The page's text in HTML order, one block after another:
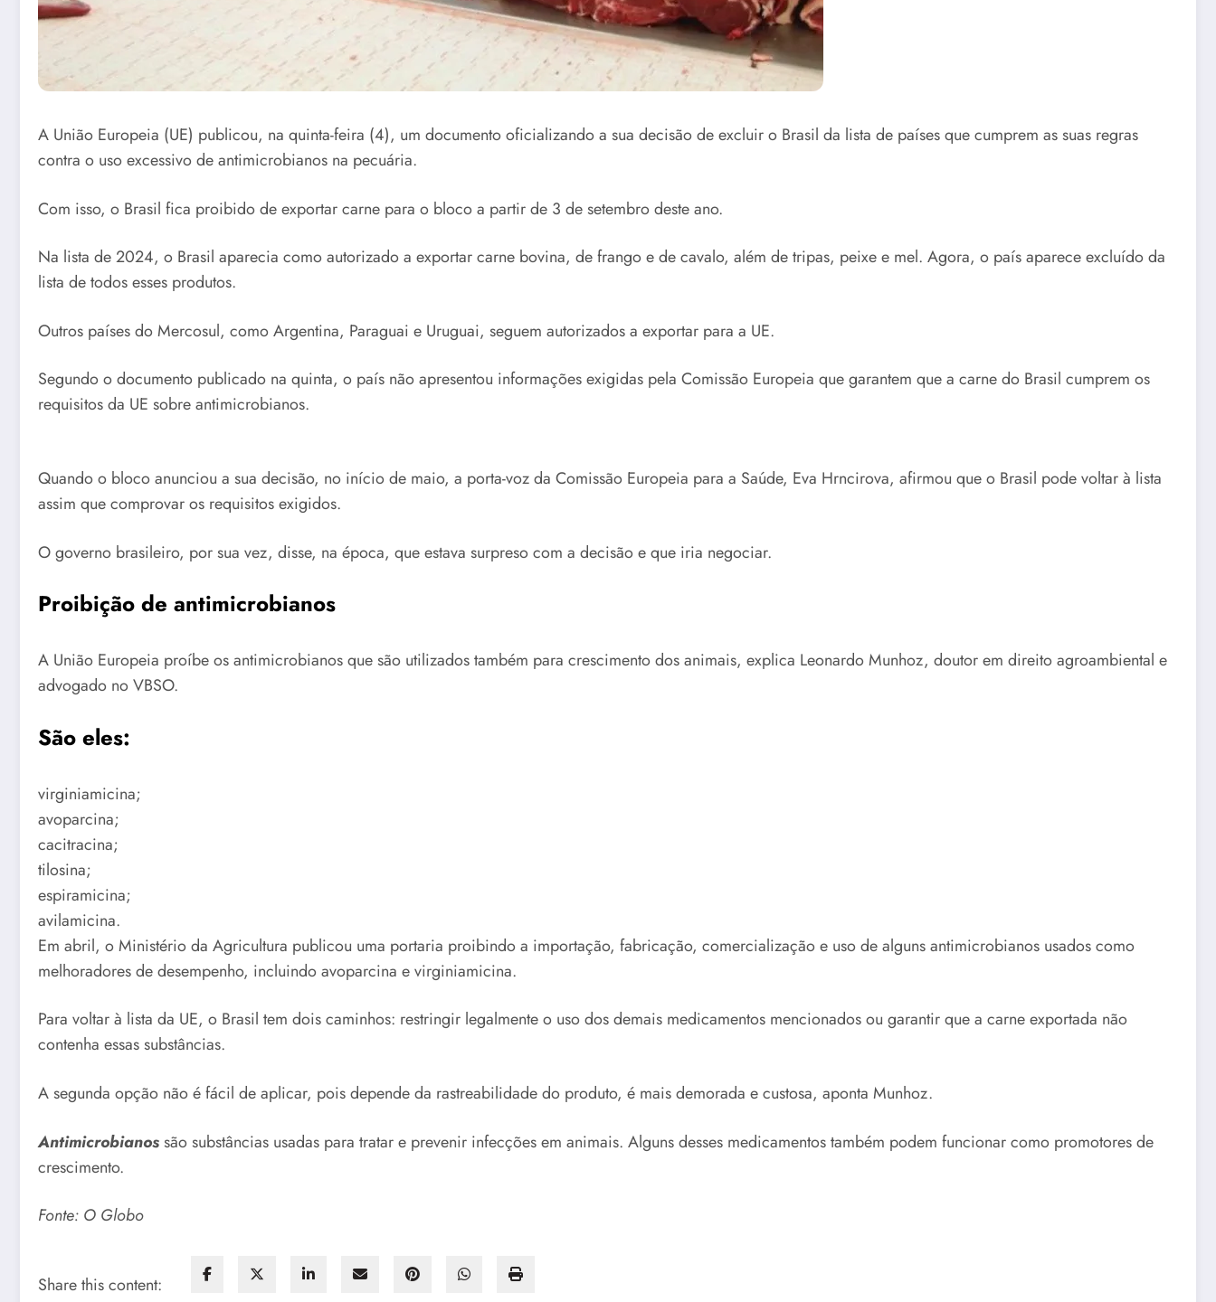
A União Europeia (UE) publicou, na quinta-feira (4), um documento oficializando a sua decisão de excluir o Brasil da lista de países que cumprem as suas regras
contra o uso excessivo de antimicrobianos na pecuária.
Com isso, o Brasil fica proibido de exportar carne para o bloco a partir de 3 de setembro deste ano.
Na lista de 2024, o Brasil aparecia como autorizado a exportar carne bovina, de frango e de cavalo, além de tripas, peixe e mel. Agora, o país aparece excluído da
lista de todos esses produtos.
Outros países do Mercosul, como Argentina, Paraguai e Uruguai, seguem autorizados a exportar para a UE.
Segundo o documento publicado na quinta, o país não apresentou informações exigidas pela Comissão Europeia que garantem que a carne do Brasil cumprem os
requisitos da UE sobre antimicrobianos.
Quando o bloco anunciou a sua decisão, no início de maio, a porta-voz da Comissão Europeia para a Saúde, Eva Hrncirova, afirmou que o Brasil pode voltar à lista
assim que comprovar os requisitos exigidos.
O governo brasileiro, por sua vez, disse, na época, que estava surpreso com a decisão e que iria negociar.
Proibição de antimicrobianos
A União Europeia proíbe os antimicrobianos que são utilizados também para crescimento dos animais, explica Leonardo Munhoz, doutor em direito agroambiental e
advogado no VBSO.
São eles:
virginiamicina;
avoparcina;
cacitracina;
tilosina;
espiramicina;
avilamicina.
Em abril, o Ministério da Agricultura publicou uma portaria proibindo a importação, fabricação, comercialização e uso de alguns antimicrobianos usados como
melhoradores de desempenho, incluindo avoparcina e virginiamicina.
Para voltar à lista da UE, o Brasil tem dois caminhos: restringir legalmente o uso dos demais medicamentos mencionados ou garantir que a carne exportada não
contenha essas substâncias.
A segunda opção não é fácil de aplicar, pois depende da rastreabilidade do produto, é mais demorada e custosa, aponta Munhoz.
Antimicrobianossão substâncias usadas para tratar e prevenir infecções em animais. Alguns desses medicamentos também podem funcionar como promotores de
crescimento.
Fonte: O Globo
Share this content: